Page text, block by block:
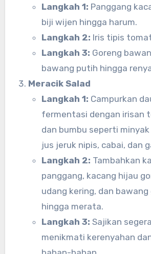
Langkah 1: Panggang
biji wijen hingga harum.
Langkah 2: Iris tipis
Langkah 3: Goreng
bawang putih hingga
Meracik Salad
Langkah 1: Campurkan
fermentasi dengan irisan
dan bumbu seperti
jus jeruk nipis, cabai, dan
Langkah 2: Tambahkan
panggang, kacang hijau
udang kering, dan bawang
hingga merata.
Langkah 3: Sajikan
menikmati kerenyahan